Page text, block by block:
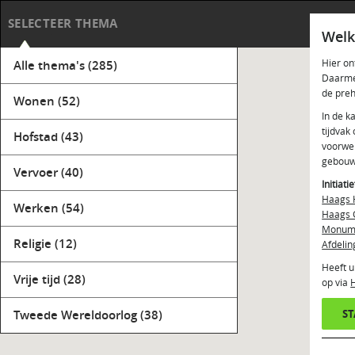
SELECTEER THEMA
Hier
de
In de
tijdvak
Haags
Haags
Heeft
op via
Alle thema's(285)
Wonen (52)
Hofstad (43)
Vervoer(40)
Werken (54)
Religie (12)
Vrije tijd (28)
Tweede Wereldoorlog(38)